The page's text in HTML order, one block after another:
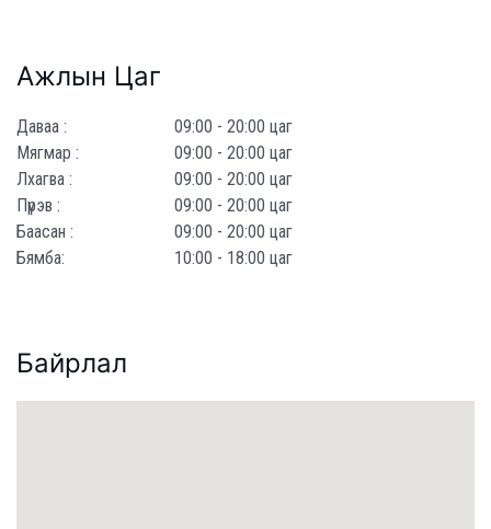
Ажлын Цаг
Даваа :
09:00 - 20:00 цаг
Мягмар :
09:00 - 20:00 цаг
Лхагва :
09:00 - 20:00 цаг
Пүрэв :
09:00 - 20:00 цаг
Баасан :
09:00 - 20:00 цаг
Бямба:
10:00 - 18:00 цаг
Байрлал